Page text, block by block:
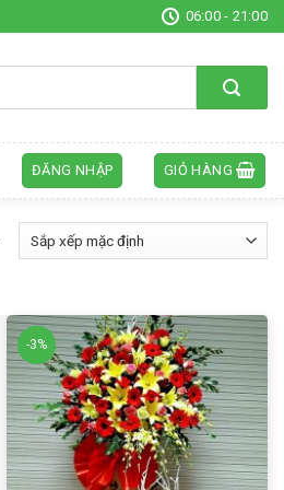
06:00 - 21:00
ĐĂNG NHẬP GIỎ HÀNG
-3%